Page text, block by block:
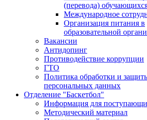
(перевода)
Международное
Организация питания в
образовательной
Вакансии
Антидопинг
Противодействие коррупции
ГТО
Политика обработки и
персональных данных
Отделение "Баскетбол"
Информация для
Методический материал